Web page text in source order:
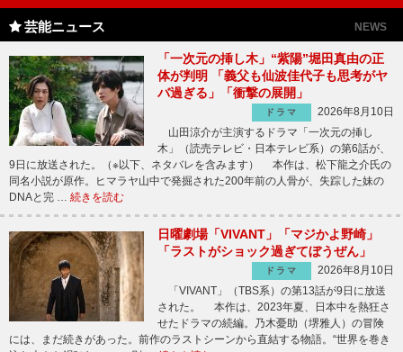
芸能ニュース NEWS
「一次元の挿し木」“紫陽”堀田真由の正
体が判明 「義父も仙波佳代子も思考がヤ
バ過ぎる」「衝撃の展開」
ドラマ
2026年8月10日
山田涼介が主演するドラマ「一次元の挿し
木」（読売テレビ・日本テレビ系）の第6話が、
9日に放送された。（※以下、ネタバレを含みます） 本作は、松下龍之介氏の
同名小説が原作。ヒマラヤ山中で発掘された200年前の人骨が、失踪した妹の
DNAと完 … 続きを読む
日曜劇場「VIVANT」「マジかよ野崎」
「ラストがショック過ぎてぼうぜん」
ドラマ
2026年8月10日
「VIVANT」（TBS系）の第13話が9日に放送
された。 本作は、2023年夏、日本中を熱狂さ
せたドラマの続編。乃木憂助（堺雅人）の冒険
には、まだ続きがあった。前作のラストシーンから直結する物語。“世界を巻き